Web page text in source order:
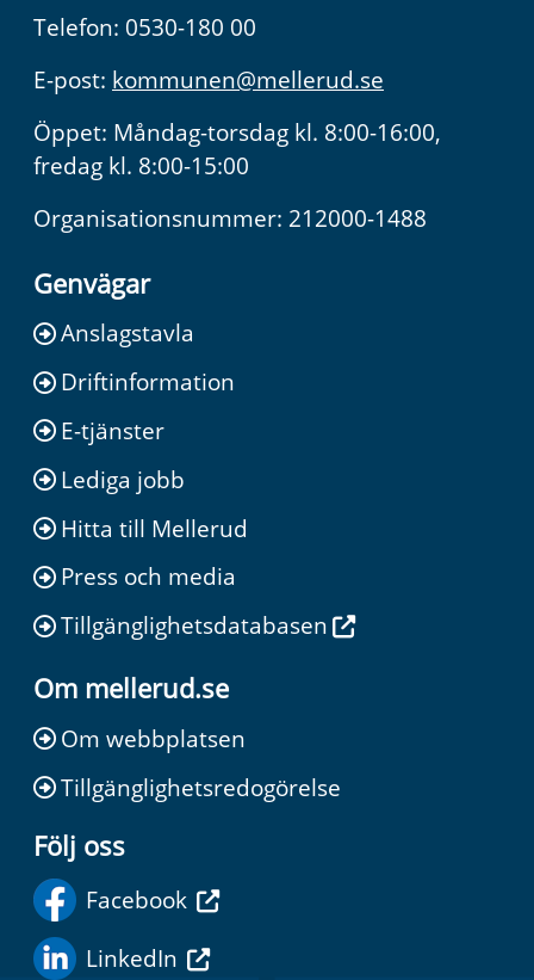
Telefon: 0530-180 00
E-post: kommunen@mellerud.se
Öppet: Måndag-torsdag kl. 8:00-16:00,
fredag kl. 8:00-15:00
Organisationsnummer: 212000-1488
Genvägar
Anslagstavla
Driftinformation
E-tjänster
Lediga jobb
Hitta till Mellerud
Press och media
Tillgänglighetsdatabasen
Om mellerud.se
Om webbplatsen
Tillgänglighetsredogörelse
Följ oss
Facebook
LinkedIn